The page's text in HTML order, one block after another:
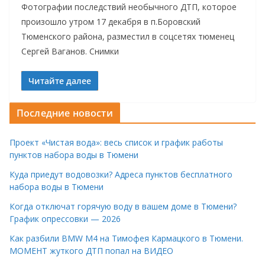
Фотографии последствий необычного ДТП, которое
произошло утром 17 декабря в п.Боровский
Тюменского района, разместил в соцсетях тюменец
Сергей Ваганов. Снимки
Читайте далее
Последние новости
Проект «Чистая вода»: весь список и график работы
пунктов набора воды в Тюмени
Куда приедут водовозки? Адреса пунктов бесплатного
набора воды в Тюмени
Когда отключат горячую воду в вашем доме в Тюмени?
График опрессовки — 2026
Как разбили BMW M4 на Тимофея Кармацкого в Тюмени.
МОМЕНТ жуткого ДТП попал на ВИДЕО